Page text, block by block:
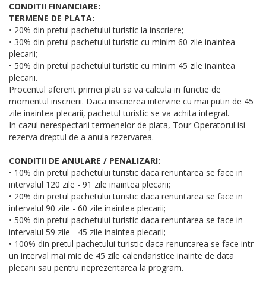
CONDITII FINANCIARE:
TERMENE DE PLATA:
• 20% din pretul pachetului turistic la inscriere;
• 30% din pretul pachetului turistic cu minim 60 zile inaintea
plecarii;
• 50% din pretul pachetului turistic cu minim 45 zile inaintea
plecarii.
Procentul aferent primei plati sa va calcula in functie de
momentul inscrierii. Daca inscrierea intervine cu mai putin de 45
zile inaintea plecarii, pachetul turistic se va achita integral.
In cazul nerespectarii termenelor de plata, Tour Operatorul isi
rezerva dreptul de a anula rezervarea.
CONDITII DE ANULARE / PENALIZARI:
• 10% din pretul pachetului turistic daca renuntarea se face in
intervalul 120 zile - 91 zile inaintea plecarii;
• 20% din pretul pachetului turistic daca renuntarea se face in
intervalul 90 zile - 60 zile inaintea plecarii;
• 50% din pretul pachetului turistic daca renuntarea se face in
intervalul 59 zile - 45 zile inaintea plecarii;
• 100% din pretul pachetului turistic daca renuntarea se face intr-
un interval mai mic de 45 zile calendaristice inainte de data
plecarii sau pentru neprezentarea la program.